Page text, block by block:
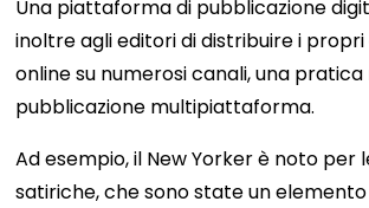
Una piattaforma di pubblicazione
inoltre agli editori di distribuire i
online su numerosi canali, una
pubblicazione multipiattaforma.
Ad esempio, il New Yorker è noto per
satiriche, che sono state un